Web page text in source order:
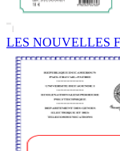
LES NOUVELLES